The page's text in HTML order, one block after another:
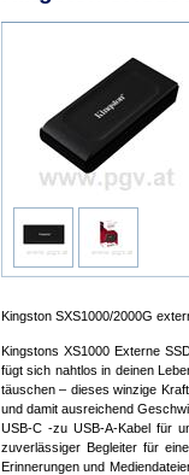
Kingston SXS1000/2000G
Kingstons XS1000 Externe
fügt sich nahtlos in deinen
täuschen – dieses winzige
und damit ausreichend
USB-C -zu USB-A-Kabel für
zuverlässiger Begleiter für
Erinnerungen und